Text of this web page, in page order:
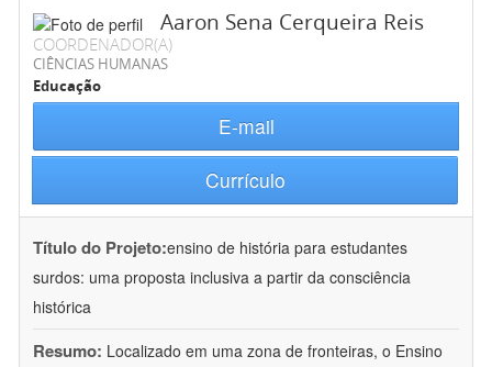
Aaron Sena Cerqueira Reis
COORDENADOR(A)
CIÊNCIAS HUMANAS
Educação
E-mail
Currículo
Título do Projeto:ensino de história para estudantes
surdos: uma proposta inclusiva a partir da consciência
histórica
Resumo: Localizado em uma zona de fronteiras, o Ensino